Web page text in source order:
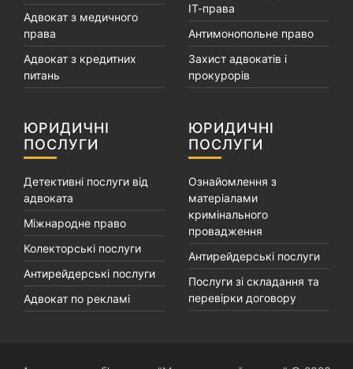
Адвокат з медичного
права
Адвокат з кредитних
питань
ІТ-права
Антимонопольне право
Захист адвокатів і
прокурорів
ЮРИДИЧНІ
ПОСЛУГИ
Детективні послуги від
адвоката
Міжнародне право
Колекторські послуги
Антирейдерські послуги
Адвокат по рекламі
ЮРИДИЧНІ
ПОСЛУГИ
Ознайомлення з
матеріалами
кримінального
провадження
Антирейдерські послуги
Послуги зі складання та
перевірки договору